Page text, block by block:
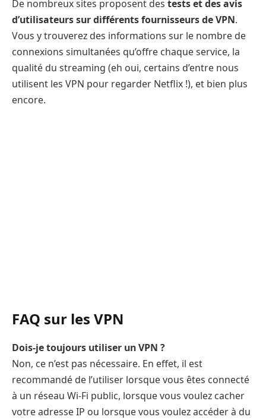
De nombreux sites proposent des tests et des avis
d’utilisateurs sur différents fournisseurs de VPN.
Vous y trouverez des informations sur le nombre de
connexions simultanées qu’offre chaque service, la
qualité du streaming (eh oui, certains d’entre nous
utilisent les VPN pour regarder Netflix !), et bien plus
encore.
FAQ sur les VPN
Dois-je toujours utiliser un VPN ?
Non, ce n’est pas nécessaire. En effet, il est
recommandé de l’utiliser lorsque vous êtes connecté
à un réseau Wi-Fi public, lorsque vous voulez cacher
votre adresse IP ou lorsque vous voulez accéder à du